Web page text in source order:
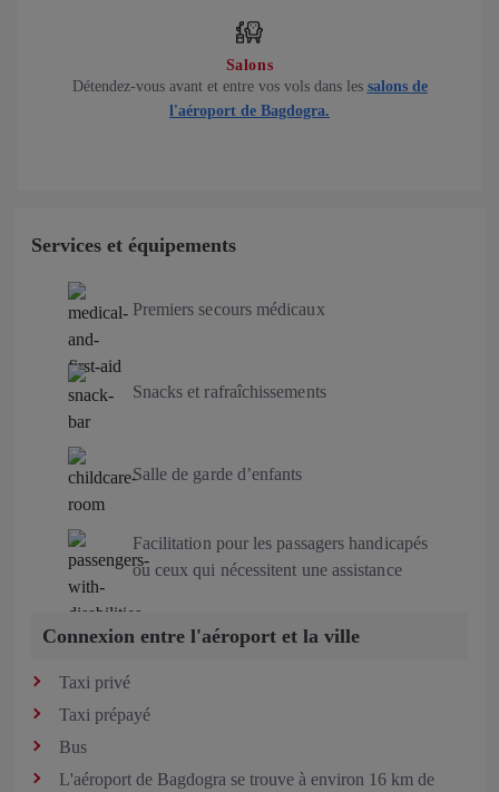
Salons
Détendez-vous avant et entre vos vols dans les salons de
l'aéroport de Bagdogra.
Services et équipements
Premiers secours médicaux
Snacks et rafraîchissements
Salle de garde d’enfants
Facilitation pour les passagers handicapés
ou ceux qui nécessitent une assistance
Connexion entre l'aéroport et la ville
Taxi privé
Taxi prépayé
Bus
L'aéroport de Bagdogra se trouve à environ 16 km de